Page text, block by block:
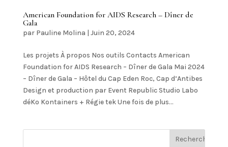
American Foundation for AIDS Research – Dîner de
Gala
par Pauline Molina | Juin 20, 2024
Les projets À propos Nos outils Contacts American
Foundation for AIDS Research – Dîner de Gala Mai 2024
– Dîner de Gala – Hôtel du Cap Eden Roc, Cap d’Antibes
Design et production par Event Republic Studio Labo
déKo Kontainers + Régie tek Une fois de plus...